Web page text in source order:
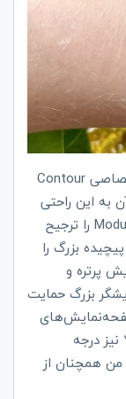
Contour
به این راحتی
را ترجیح
بزرگ را
پرتره و
واچ 7 نیز از نمایشگر بزرگ حمایت
واچ 4 که با صفحه‌نمایش‌های
قابل‌ترکیب عرضه می‌شود، ای‌کاش اپل واچ 7 نیز درجه
من همچنان از